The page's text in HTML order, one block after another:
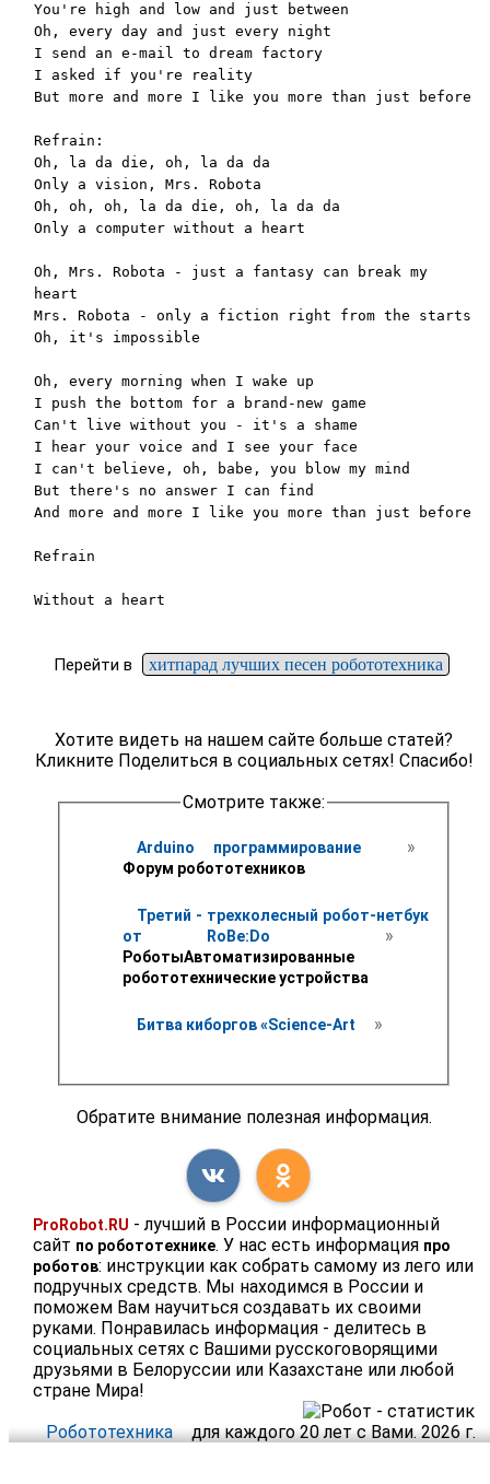
You're high and low and just between
Oh, every day and just every night
I send an e-mail to dream factory
I asked if you're reality
But more and more I like you more than just before
Refrain:
Oh, la da die, oh, la da da
Only a vision, Mrs. Robota
Oh, oh, oh, la da die, oh, la da da
Only a computer without a heart
Oh, Mrs. Robota - just a fantasy can break my
heart
Mrs. Robota - only a fiction right from the starts
Oh, it's impossible
Oh, every morning when I wake up
I push the bottom for a brand-new game
Can't live without you - it's a shame
I hear your voice and I see your face
I can't believe, oh, babe, you blow my mind
But there's no answer I can find
And more and more I like you more than just before
Refrain
Without a heart
Перейти в хитпарад лучших песен робототехника
Хотите видеть на нашем сайте больше статей?
Кликните Поделиться в социальных сетях! Спасибо!
Смотрите также:
Arduino программирование »
Форум робототехников
Третий - трехколесный робот-нетбук
от RoBe:Do
»
РоботыАвтоматизированные
робототехнические устройства
Битва киборгов «Science-Art »
Обратите внимание полезная информация.
ProRobot.RU - лучший в России информационный
сайт по робототехнике. У нас есть информация про
роботов: инструкции как собрать самому из лего или
подручных средств. Мы находимся в России и
поможем Вам научиться создавать их своими
руками. Понравилась информация - делитесь в
социальных сетях с Вашими русскоговорящими
друзьями в Белоруссии или Казахстане или любой
стране Мира!
Робототехника
для каждого 20 лет с Вами. 2026 г.